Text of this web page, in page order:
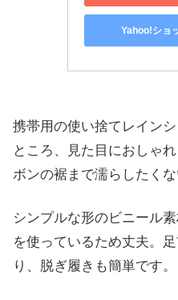
Yahoo!ショ
携帯用の使い捨てレイン
ところ、見た目におしゃ
ボンの裾まで濡らしたく
シンプルな形のビニール
を使っているため丈夫。
り、脱ぎ履きも簡単です。